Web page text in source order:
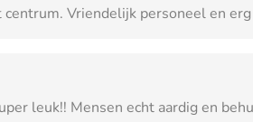
Vriendelijk personeel en
leuk!! Mensen echt aardig en